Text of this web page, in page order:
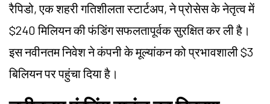
रैपिडो, एक शहरी गतिशीलता स्टार्टअप, ने प्रोसेस के नेतृत्व में
$240 मिलियन की फंडिंग सफलतापूर्वक सुरक्षित कर ली है।
इस नवीनतम निवेश ने कंपनी के मूल्यांकन को प्रभावशाली $3
बिलियन पर पहुंचा दिया है।